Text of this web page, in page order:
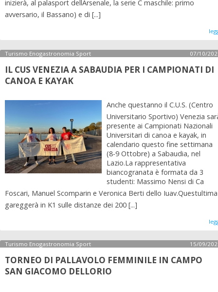
inizierà, al palasport dellArsenale, la serie C maschile: primo
avversario, il Bassano) e di [...]
Turismo Enogastronomia Sport 07/10/
IL CUS VENEZIA A SABAUDIA PER I CAMPIONATI DI
CANOA E KAYAK
Anche questanno il C.U.S. (Centro
Universitario Sportivo) Venezia
presente ai Campionati Nazionali
Universitari di canoa e kayak, in
calendario questo fine settimana
(8-9 Ottobre) a Sabaudia, nel
Lazio.La rappresentativa
biancogranata è formata da 3
studenti: Massimo Nensi di Ca
Foscari, Manuel Scomparin e Veronica Berti dello Iuav.Questultima
gareggerà in K1 sulle distanze dei 200 [...]
Turismo Enogastronomia Sport 15/09/
TORNEO DI PALLAVOLO FEMMINILE IN CAMPO
SAN GIACOMO DELLORIO